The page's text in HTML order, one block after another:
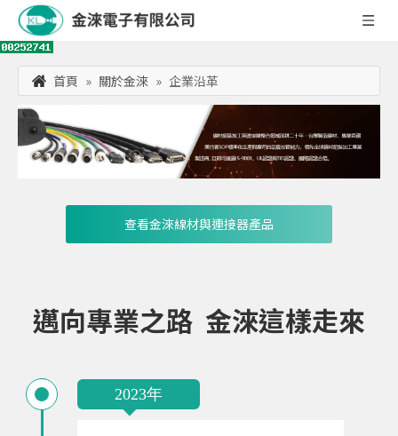
首頁 » 關於金淶 » 企業沿革
查看金淶線材與連接器產品
邁向專業之路 金淶這樣走來
2023年